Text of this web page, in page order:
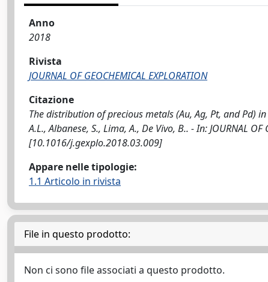
Anno
2018
Rivista
JOURNAL OF GEOCHEMICAL EXPLORATION
Citazione
The distribution of precious metals (Au, Ag, Pt, and Pd)
A.L., Albanese, S., Lima, A., De Vivo, B.. - In: JOURNAL
[10.1016/j.gexplo.2018.03.009]
Appare nelle tipologie:
1.1 Articolo in rivista
File in questo prodotto:
Non ci sono file associati a questo prodotto.